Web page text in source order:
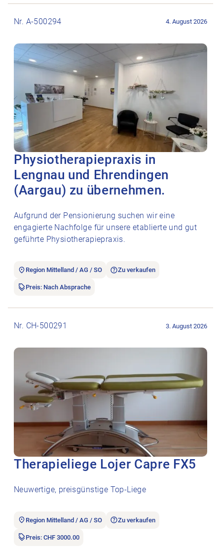
Nr. A-500294 4. August 2026
Physiotherapiepraxis in
Lengnau und Ehrendingen
(Aargau) zu übernehmen.
Aufgrund der Pensionierung suchen wir eine
engagierte Nachfolge für unsere etablierte und gut
geführte Physiotherapiepraxis.
Region Mittelland / AG / SO Zu verkaufen
Preis: Nach Absprache
Nr. CH-500291 3. August 2026
Therapieliege Lojer Capre FX5
Neuwertige, preisgünstige Top-Liege
Region Mittelland / AG / SO Zu verkaufen
Preis: CHF 3000.00